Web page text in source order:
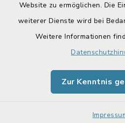
Website zu ermöglichen. Die
weiterer Dienste wird bei
Weitere Informationen
Zur Kenntnis